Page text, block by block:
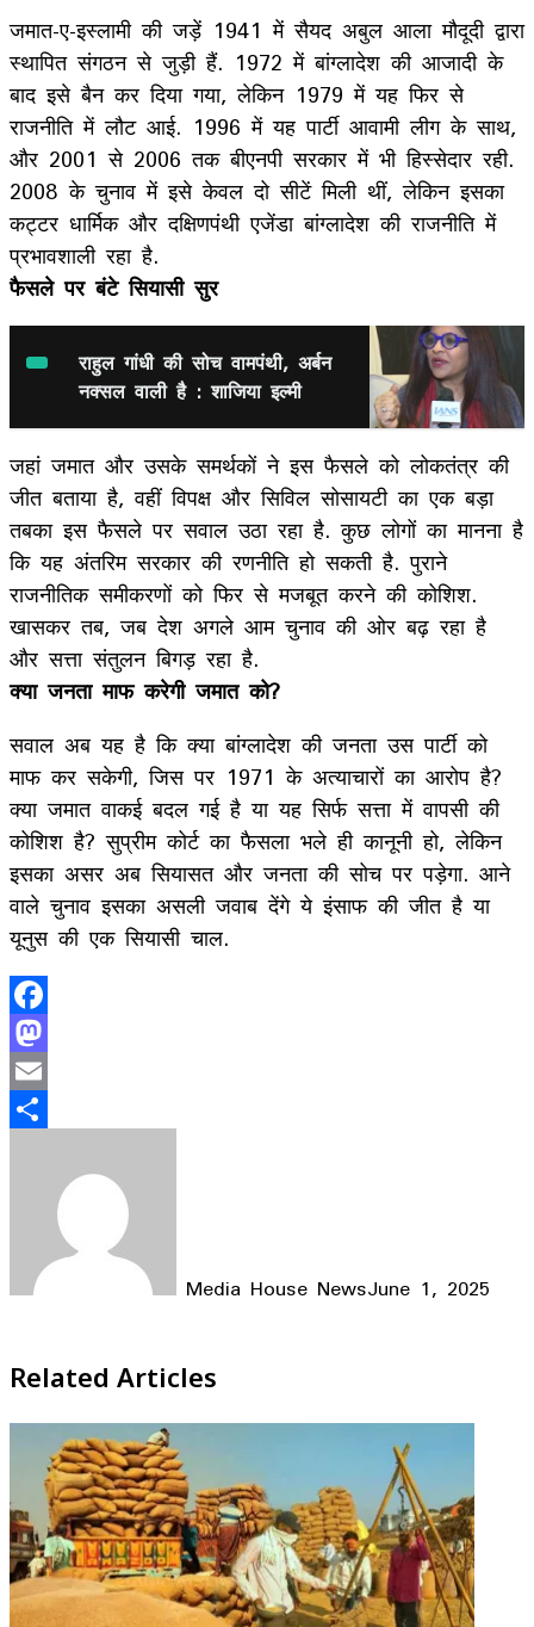
जमात-ए-इस्लामी की जड़ें 1941 में सैयद अबुल आला मौदूदी द्वारा
स्थापित संगठन से जुड़ी हैं. 1972 में बांग्लादेश की आजादी के
बाद इसे बैन कर दिया गया, लेकिन 1979 में यह फिर से
राजनीति में लौट आई. 1996 में यह पार्टी आवामी लीग के साथ,
और 2001 से 2006 तक बीएनपी सरकार में भी हिस्सेदार रही.
2008 के चुनाव में इसे केवल दो सीटें मिली थीं, लेकिन इसका
कट्टर धार्मिक और दक्षिणपंथी एजेंडा बांग्लादेश की राजनीति में
प्रभावशाली रहा है.
फैसले पर बंटे सियासी सुर
राहुल गांधी की सोच वामपंथी, अर्बन
नक्सल वाली है : शाजिया इल्मी
जहां जमात और उसके समर्थकों ने इस फैसले को लोकतंत्र की
जीत बताया है, वहीं विपक्ष और सिविल सोसायटी का एक बड़ा
तबका इस फैसले पर सवाल उठा रहा है. कुछ लोगों का मानना है
कि यह अंतरिम सरकार की रणनीति हो सकती है. पुराने
राजनीतिक समीकरणों को फिर से मजबूत करने की कोशिश.
खासकर तब, जब देश अगले आम चुनाव की ओर बढ़ रहा है
और सत्ता संतुलन बिगड़ रहा है.
क्या जनता माफ करेगी जमात को?
सवाल अब यह है कि क्या बांग्लादेश की जनता उस पार्टी को
माफ कर सकेगी, जिस पर 1971 के अत्याचारों का आरोप है?
क्या जमात वाकई बदल गई है या यह सिर्फ सत्ता में वापसी की
कोशिश है? सुप्रीम कोर्ट का फैसला भले ही कानूनी हो, लेकिन
इसका असर अब सियासत और जनता की सोच पर पड़ेगा. आने
वाले चुनाव इसका असली जवाब देंगे ये इंसाफ की जीत है या
यूनुस की एक सियासी चाल.
Facebook
Mastodon
Email
Media House NewsJune 1, 2025
Related Articles